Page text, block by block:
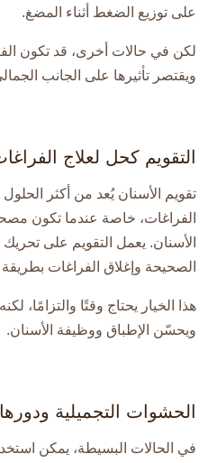
على توزيع الضغط أثناء المضغ.
لكن في حالات أخرى، قد تكون
ويقتصر تأثيرها على الجانب
التقويم كحل لعلاج
تقويم الأسنان يُعد من أكثر
الفراغات، خاصة عندما تكون
الأسنان. يعمل التقويم على تحريك
الصحيحة وإغلاق الفراغات بطريقة
هذا الخيار يحتاج وقتًا والتزامًا،
ويحسّن الإطباق ووظيفة الأسنان.
الحشوات التجميلية
في الحالات البسيطة، يمكن